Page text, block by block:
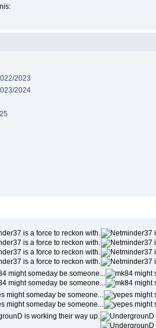
2023
2024